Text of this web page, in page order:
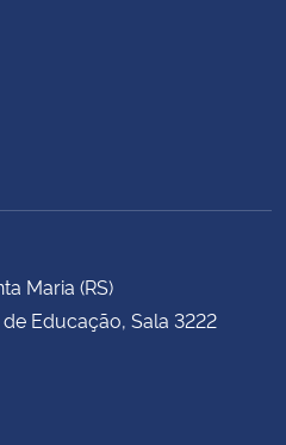
Maria (RS)
Educação, Sala 3222